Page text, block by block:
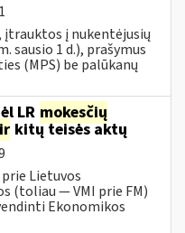
įtrauktos į nukentėjusių
sausio 1 d.), prašymus
(MPS) be palūkanų
LR mokesčių
ir kitų teisės aktų
Lietuvos
(toliau — VMI prie FM)
Ekonomikos